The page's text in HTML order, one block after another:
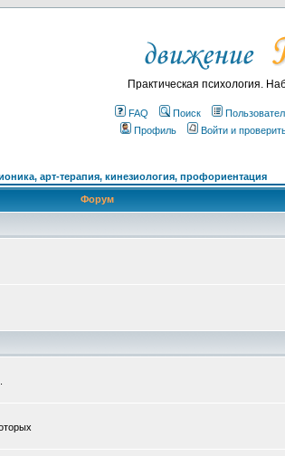
Практическая психология.
FAQ Поиск
Профиль
Войти и
арт-терапия, кинезиология, профориентация
Форум